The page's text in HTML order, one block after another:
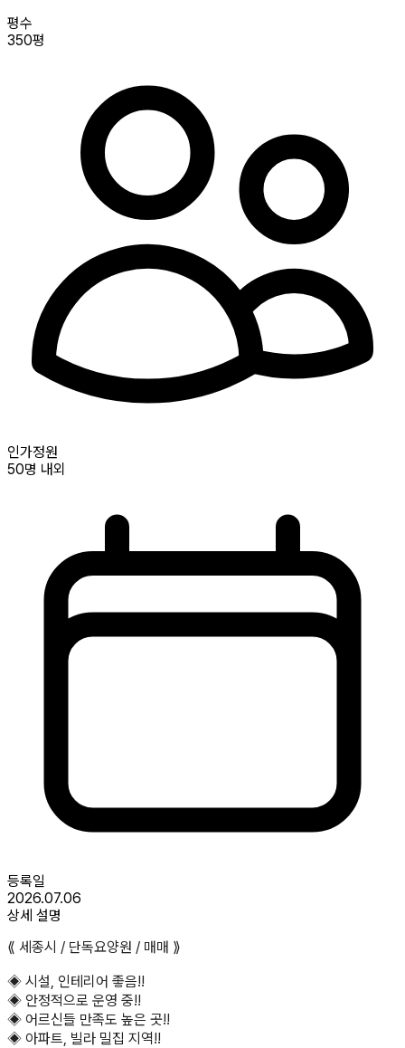
평수
350평
인가정원
50명 내외
등록일
2026.07.06
상세 설명
⟪ 세종시 / 단독요양원 / 매매 ⟫
◈ 시설, 인테리어 좋음!!
◈ 안정적으로 운영 중!!
◈ 어르신들 만족도 높은 곳!!
◈ 아파트, 빌라 밀집 지역!!